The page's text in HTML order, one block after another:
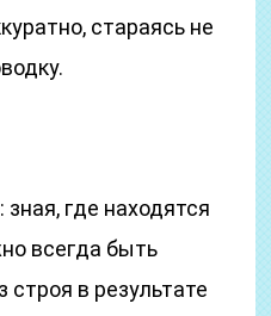
стараясь не
где находятся
всегда быть
строя в результате